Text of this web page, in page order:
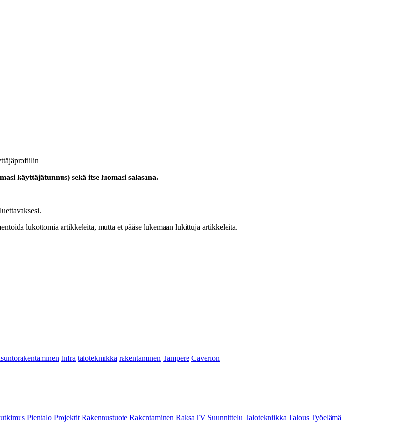
käyttäjätunnus) sekä itse luomasi salasana.
lukottomia artikkeleita, mutta et pääse lukemaan lukittuja artikkeleita.
Infra talotekniikka rakentaminen Tampere Caverion
Pientalo Projektit Rakennustuote Rakentaminen RaksaTV Suunnittelu Talotekniikka Talous Työelämä